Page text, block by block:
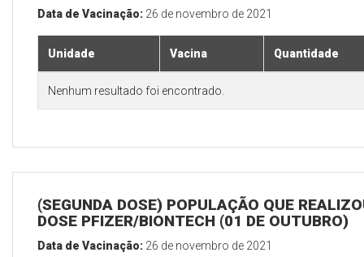
Data de Vacinação: 26 de novembro de 2021
Unidade Vacina Quantidade
Nenhum resultado foi encontrado.
(SEGUNDA DOSE) POPULAÇÃO QUE
DOSE PFIZER/BIONTECH (01 DE OUTUBRO)
Data de Vacinação: 26 de novembro de 2021